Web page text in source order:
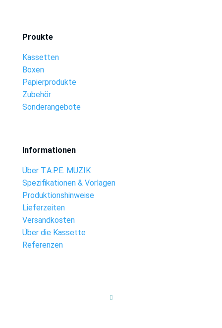
Proukte
Kassetten
Boxen
Papierprodukte
Zubehör
Sonderangebote
Informationen
Über T.A.P.E. MUZIK
Spezifikationen & Vorlagen
Produktionshinweise
Lieferzeiten
Versandkosten
Über die Kassette
Referenzen
